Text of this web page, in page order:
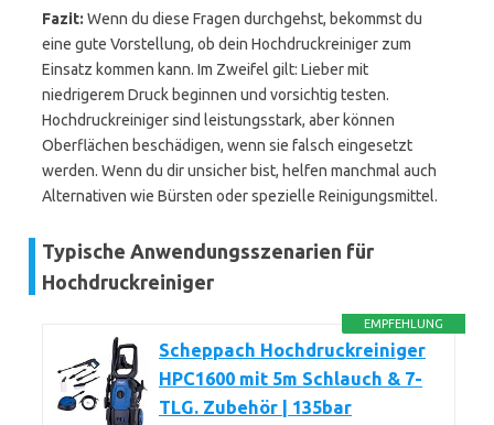
Fazit: Wenn du diese Fragen durchgehst, bekommst du
eine gute Vorstellung, ob dein Hochdruckreiniger zum
Einsatz kommen kann. Im Zweifel gilt: Lieber mit
niedrigerem Druck beginnen und vorsichtig testen.
Hochdruckreiniger sind leistungsstark, aber können
Oberflächen beschädigen, wenn sie falsch eingesetzt
werden. Wenn du dir unsicher bist, helfen manchmal auch
Alternativen wie Bürsten oder spezielle Reinigungsmittel.
Typische Anwendungsszenarien für
Hochdruckreiniger
EMPFEHLUNG
Scheppach Hochdruckreiniger
HPC1600 mit 5m Schlauch & 7-
TLG. Zubehör | 135bar